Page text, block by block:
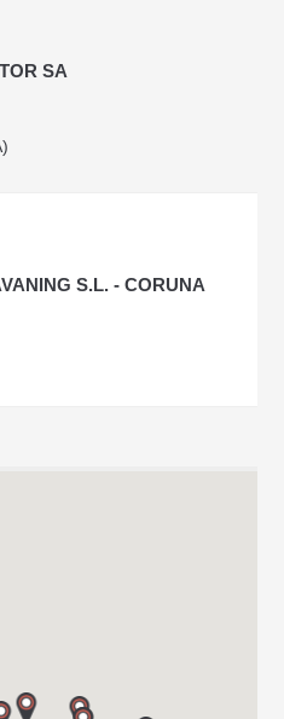
SA
S.L. - CORUNA